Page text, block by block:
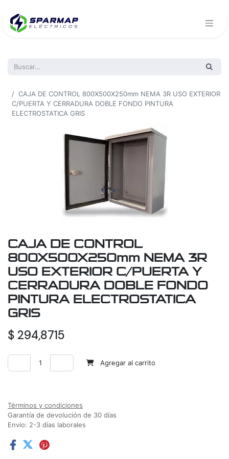
CAJA DE CONTROL 800X500X250mm NEMA 3R USO EXTERIOR
C/PUERTA Y CERRADURA DOBLE FONDO PINTURA
ELECTROSTATICA GRIS
CAJA DE CONTROL
800X500X250mm NEMA 3R
USO EXTERIOR C/PUERTA Y
CERRADURA DOBLE FONDO
PINTURA ELECTROSTATICA
GRIS
$ 294,8715
Agregar al carrito
Términos y condiciones
Garantía de devolución de 30 días
Envío: 2-3 días laborales